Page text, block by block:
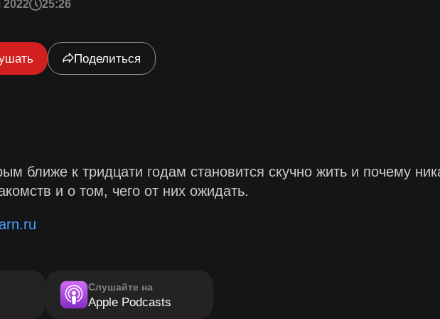
25:26
Поделиться
ближе к тридцати годам становится скучно жить и почему
и о том, чего от них ожидать.
Слушайте на
Apple Podcasts